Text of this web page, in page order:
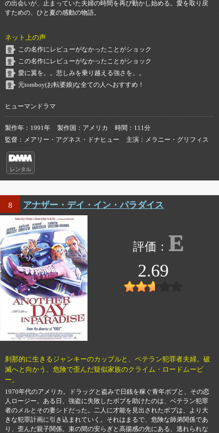
の出会いが、止まっていた夫婦の時間を再び動かし始める。愛を取り戻
すための、ひと夏の感動の物語。
ネット上の声
この名作にレビューがなかったことがショック
この名作にレビューがなかったことがショック
愛に翼を。。悲しみを乗り越える強さを。。
元tomboy(お転婆娘)な全ての人へおすすめ！
ヒューマンドラマ
製作年 1991年 製作国 アメリカ 時間
111分
監督
メアリー・アグネス・ドナヒュー 主演 メラニー・グリフィス
レンタル
8 アナザー・デイ・イン・パラダイス
E
2.69
刹那的に生きるジャンキーのカップルと、ベテラン犯罪者夫婦。破
滅へと向かう、危険で歪んだ疑似家族のクライム・ロードムービ
ー。
1970年代のアメリカ。ドラッグと盗みで日銭を稼ぐ青年ボブと、その恋
人ロージー。ある日、強盗に失敗したボブを助けたのは、ベテラン犯罪
者のメルとその妻シドだった。二人に才能を見出されたボブは、より大
きな犯罪計画に引き込まれていく。それはまるで、危険な師弟関係であ
り、歪んだ親子関係。束の間の安らぎと高揚感の先にある、逃れられな